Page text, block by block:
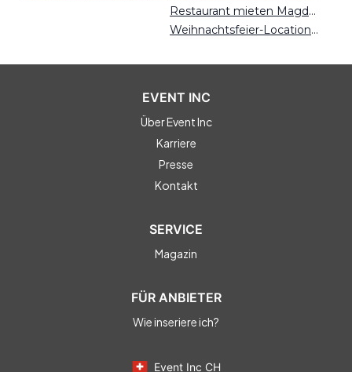
Restaurant mieten Magdeburg
Weihnachtsfeier-Locations Mainz
EVENT INC
Über Event Inc
Karriere
Presse
Kontakt
SERVICE
Magazin
FÜR ANBIETER
Wie inseriere ich?
Event Inc CH